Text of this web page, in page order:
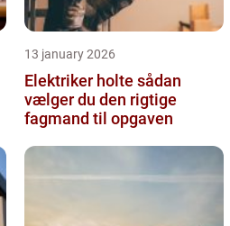
13 january 2026
Elektriker holte sådan
vælger du den rigtige
fagmand til opgaven